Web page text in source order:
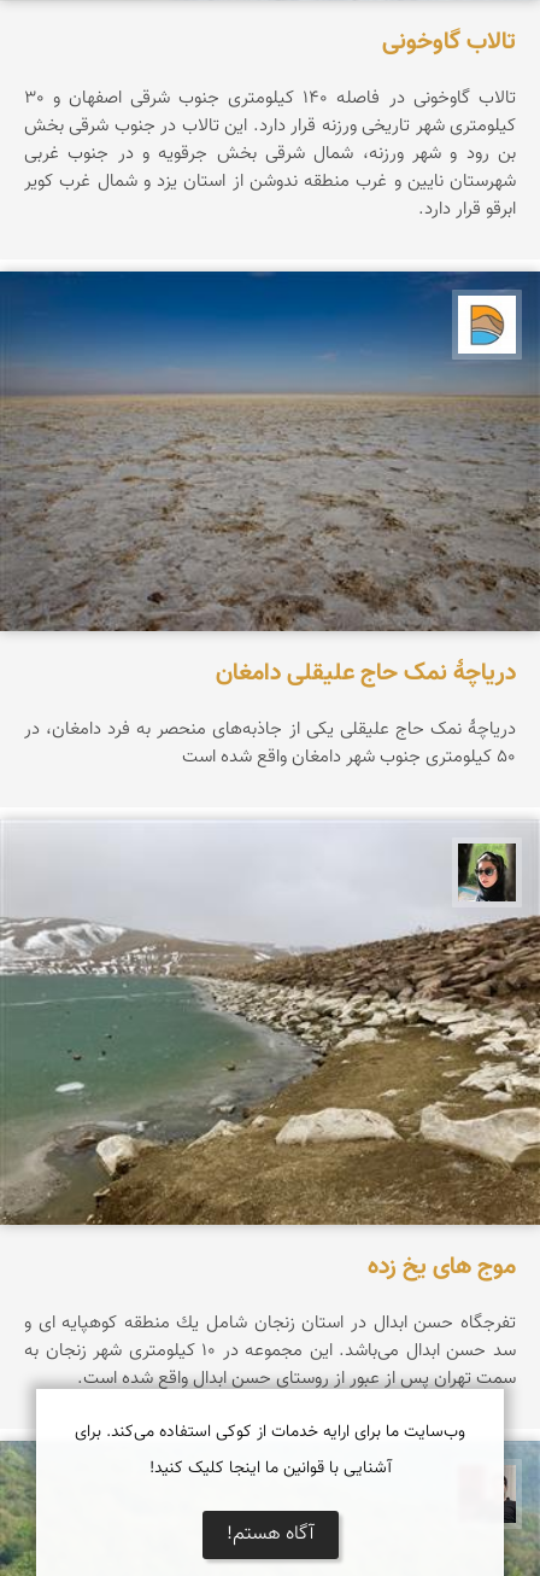
تالاب گاوخونی
تالاب گاوخونی در فاصله 140 کیلومتری جنوب شرقی اصفهان و 30
کیلومتری شهر تاریخی ورزنه قرار دارد. این تالاب در جنوب شرقی بخش
بن رود و شهر ورزنه، شمال شرقی بخش جرقویه و در جنوب غربی
شهرستان نایین و غرب منطقه ندوشن از استان یزد و شمال غرب کویر
ابرقو قرار دارد.
دریاچۀ نمک حاج علیقلی دامغان
دریاچۀ نمک حاج علیقلی یکی از جاذبه‌های منحصر‌ به فرد دامغان، در
۵۰ کیلومتری جنوب شهر دامغان واقع شده است
موج های یخ زده
تفرجگاه حسن ابدال در استان زنجان شامل یك منطقه كوهپایه ای و
سد حسن ابدال می‌باشد. این مجموعه در ۱۰ کیلومتری شهر زنجان به
سمت تهران پس از عبور از روستای حسن ابدال واقع شده است.
وب‌سایت ما برای ارایه خدمات از کوکی استفاده می‌کند. برای
آشنایی با قوانین ما اینجا کلیک کنید!
آگاه هستم!